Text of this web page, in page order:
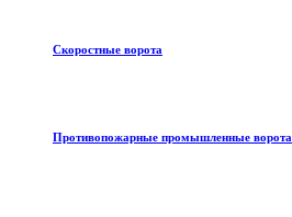
Скоростные ворота
Противопожарные промышленные ворота